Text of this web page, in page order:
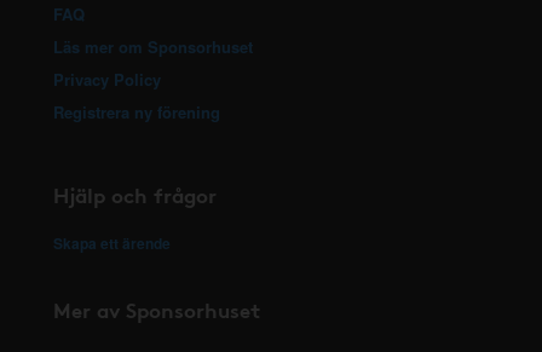
FAQ
Läs mer om Sponsorhuset
Privacy Policy
Registrera ny förening
Hjälp och frågor
Skapa ett ärende
Mer av Sponsorhuset